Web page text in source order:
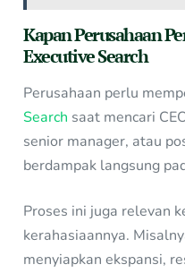
Kapan Perusahaan
Executive Search
Perusahaan perlu
Search saat mencari
senior manager, atau
berdampak langsung
Proses ini juga relevan
kerahasiaannya.
menyiapkan ekspansi,